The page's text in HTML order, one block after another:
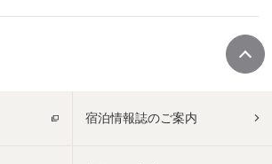
宿泊情報誌のご案内